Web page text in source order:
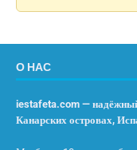
О НАС
iestafeta.com —
Канарских островах,